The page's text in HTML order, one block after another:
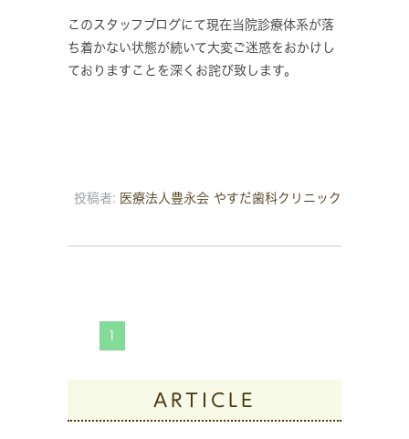
このスタッフブログにて現在当院診療体系が落
ち着かない状態が続いて大変ご迷惑をおかけし
ておりますことを深くお詫び致します。
投稿者: 医療法人豊永会 やすだ歯科クリニック
1
ARTICLE